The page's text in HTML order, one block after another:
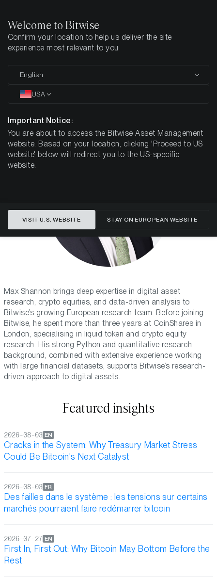
Home Insights Authors Max Shannon
Max Shannon brings deep expertise in digital asset
research, crypto equities, and data-driven analysis to
Bitwise’s growing European research team. Before joining
Bitwise, he spent more than three years at CoinShares in
London, specialising in liquid token and crypto equity
research. His strong Python and quantitative research
background, combined with extensive experience working
with large financial datasets, supports Bitwise’s research-
driven approach to digital assets.
Featured insights
Cracks in the System: Why Treasury Market Stress
Could Be Bitcoin's Next Catalyst
EN
2026-08-03
Des failles dans le système : les tensions sur certains
marchés pourraient faire redémarrer bitcoin
FR
2026-08-03
First In, First Out: Why Bitcoin May Bottom Before the
Rest
EN
2026-07-27
Welcome to Bitwise
Confirm your location to help us deliver the site
experience most relevant to you
English
USA
Important Notice:
You are about to access the Bitwise Asset Management
website. Based on your location, clicking 'Proceed to US
website' below will redirect you to the US-specific
website.
VISIT U.S. WEBSITE STAY ON EUROPEAN WEBSITE